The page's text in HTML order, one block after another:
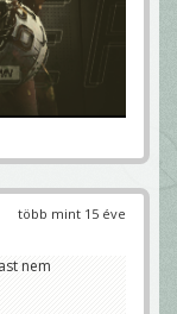
több mint 15 éve
nem